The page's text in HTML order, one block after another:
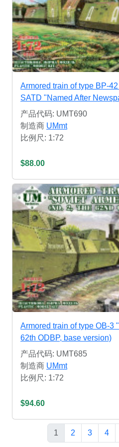
Armored train of type BP-
SATD "Named After
产品代码: UMT690
制造商 UMmt
比例尺: 1:72
$88.00
Armored train of type OB-3
62th ODBP, base version)
产品代码: UMT685
制造商 UMmt
比例尺: 1:72
$94.60
1 2 3 4